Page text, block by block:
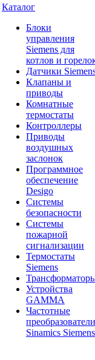
Каталог
Блоки
управления
Siemens для
котлов и
Датчики
Клапаны и
приводы
Комнатные
термостаты
Контроллеры
Приводы
воздушных
заслонок
Программное
обеспечение
Desigo
Системы
безопасности
Системы
пожарной
сигнализации
Термостаты
Siemens
Устройства
GAMMA
Частотные
преобразователи
Sinamics Siemens